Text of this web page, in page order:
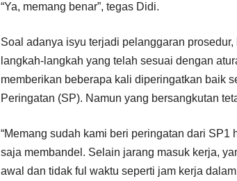
“Ya, memang benar”, tegas Didi.
Soal adanya isyu terjadi pelanggaran
langkah-langkah yang telah sesuai dengan
memberikan beberapa kali diperingatkan baik
Peringatan (SP). Namun yang bersangkutan
“Memang sudah kami beri peringatan dari
saja membandel. Selain jarang masuk kerja,
awal dan tidak ful waktu seperti jam kerja